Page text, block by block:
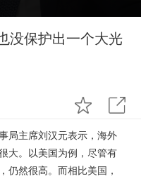
没保护出一个大光
局主席刘汉元表示，海外
大。以美国为例，尽管有
仍然很高。而相比美国，